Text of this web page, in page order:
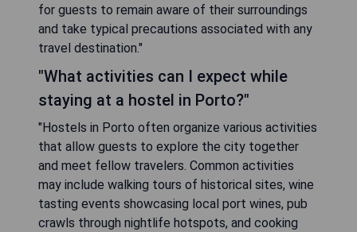
for guests to remain aware of their surroundings
and take typical precautions associated with any
travel destination."
"What activities can I expect while
staying at a hostel in Porto?"
"Hostels in Porto often organize various activities
that allow guests to explore the city together
and meet fellow travelers. Common activities
may include walking tours of historical sites, wine
tasting events showcasing local port wines, pub
crawls through nightlife hotspots, and cooking